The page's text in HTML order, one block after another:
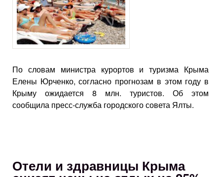
По словам министра курортов и туризма Крыма
Елены Юрченко, согласно прогнозам в этом году в
Крыму ожидается 8 млн. туристов. Об этом
сообщила пресс-служба городского совета Ялты.
Отели и здравницы Крыма